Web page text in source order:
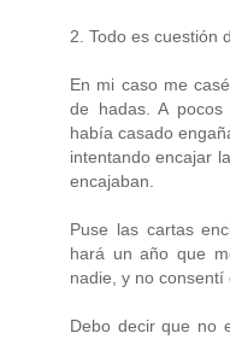
2. Todo es cuestión
En mi caso me
de hadas. A
había casado
intentando encajar
encajaban.
Puse las cartas
hará un año que
nadie, y no consentí
Debo decir que no